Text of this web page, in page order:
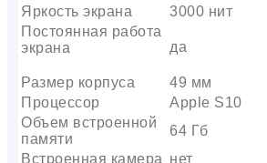
Яркость экрана
3000 нит
Постоянная работа
экрана
да
Размер корпуса
49 мм
Процессор
Apple S10
Объем встроенной
памяти
64 Гб
Встроенная камера нет